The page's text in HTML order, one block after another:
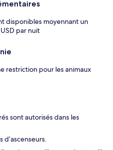
disponibles moyennant un
par nuit
restriction pour les animaux
sont autorisés dans les
d’ascenseurs.